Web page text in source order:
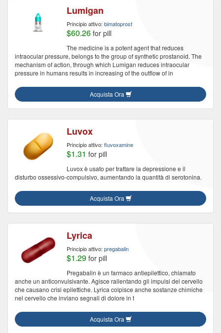
Lumigan
Principio attivo: bimatoprost
$60.26 for pill
The medicine is a potent agent that reduces
intraocular pressure, belongs to the group of synthetic prostanoid. The
mechanism of action, through which Lumigan reduces intraocular
pressure in humans results in increasing of the outflow of in
Acquista Ora
Luvox
Principio attivo: fluvoxamine
$1.31 for pill
Luvox è usato per trattare la depressione e il
disturbo ossessivo-compulsivo, aumentando la quantità di serotonina.
Acquista Ora
Lyrica
Principio attivo: pregabalin
$1.29 for pill
Pregabalin è un farmaco antiepilettico, chiamato
anche un anticonvulsivante. Agisce rallentando gli impulsi del cervello
che causano crisi epilettiche. Lyrica colpisce anche sostanze chimiche
nel cervello che inviano segnali di dolore in t
Acquista Ora